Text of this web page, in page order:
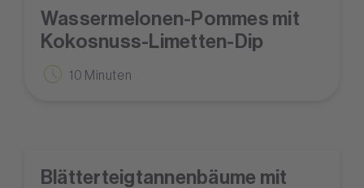
Wassermelonen-Pommes mit
Kokosnuss-Limetten-Dip
10 Minuten
Blätterteigtannenbäume mit